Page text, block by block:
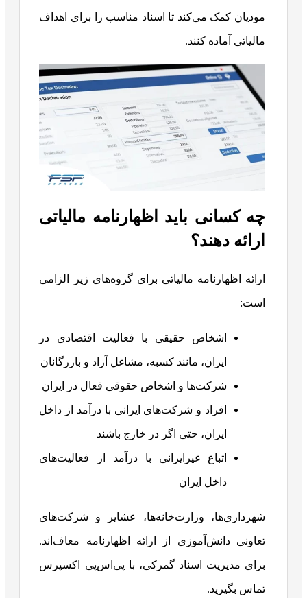
مودیان کمک می‌کند تا اسناد مناسب را برای اهداف
مالیاتی آماده کنند.
چه کسانی باید اظهارنامه مالیاتی
ارائه دهند؟
ارائه اظهارنامه مالیاتی برای گروه‌های زیر الزامی
است:
اشخاص حقیقی با فعالیت اقتصادی در
ایران، مانند کسبه، مشاغل آزاد و بازرگانان
شرکت‌ها و اشخاص حقوقی فعال در ایران
افراد و شرکت‌های ایرانی با درآمد از داخل
ایران، حتی اگر در خارج باشند
اتباع غیرایرانی با درآمد از فعالیت‌های
داخل ایران
شهرداری‌ها، وزارت‌خانه‌ها، عشایر و شرکت‌های
تعاونی دانش‌آموزی از ارائه اظهارنامه معاف‌اند.
برای مدیریت اسناد گمرکی، با پی‌اس‌پی اکسپرس
تماس بگیرید.